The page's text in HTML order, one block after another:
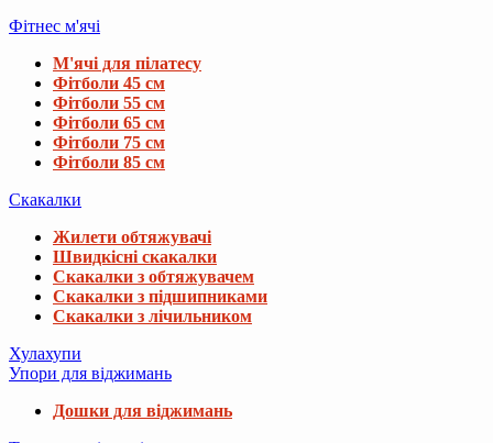
Фітнес м'ячі
М'ячі для пілатесу
Фітболи 45 см
Фітболи 55 см
Фітболи 65 см
Фітболи 75 см
Фітболи 85 см
Скакалки
Жилети обтяжувачі
Швидкісні скакалки
Скакалки з обтяжувачем
Скакалки з підшипниками
Скакалки з лічильником
Хулахупи
Упори для віджимань
Дошки для віджимань